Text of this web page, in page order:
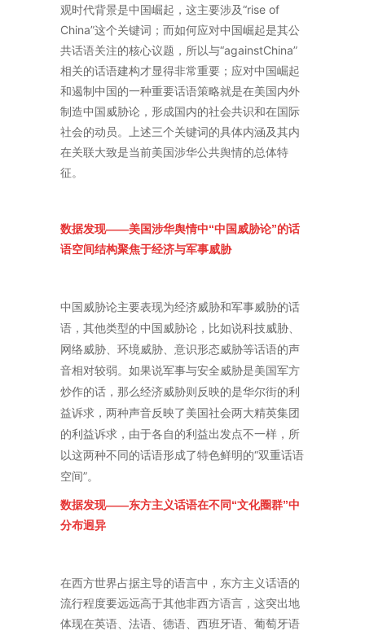
观时代背景是中国崛起，这主要涉及“rise of
China”这个关键词；而如何应对中国崛起是其公
共话语关注的核心议题，所以与“againstChina”
相关的话语建构才显得非常重要；应对中国崛起
和遏制中国的一种重要话语策略就是在美国内外
制造中国威胁论，形成国内的社会共识和在国际
社会的动员。上述三个关键词的具体内涵及其内
在关联大致是当前美国涉华公共舆情的总体特
征。
数据发现——美国涉华舆情中“中国威胁论”的话
语空间结构聚焦于经济与军事威胁
中国威胁论主要表现为经济威胁和军事威胁的话
语，其他类型的中国威胁论，比如说科技威胁、
网络威胁、环境威胁、意识形态威胁等话语的声
音相对较弱。如果说军事与安全威胁是美国军方
炒作的话，那么经济威胁则反映的是华尔街的利
益诉求，两种声音反映了美国社会两大精英集团
的利益诉求，由于各自的利益出发点不一样，所
以这两种不同的话语形成了特色鲜明的“双重话语
空间”。
数据发现——东方主义话语在不同“文化圈群”中
分布迥异
在西方世界占据主导的语言中，东方主义话语的
流行程度要远远高于其他非西方语言，这突出地
体现在英语、法语、德语、西班牙语、葡萄牙语